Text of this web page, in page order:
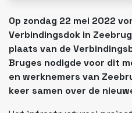
Op zondag 22 mei 2022
Verbindingsdok in
plaats van de
Bruges nodigde voor dit
en werknemers van
keer samen over de